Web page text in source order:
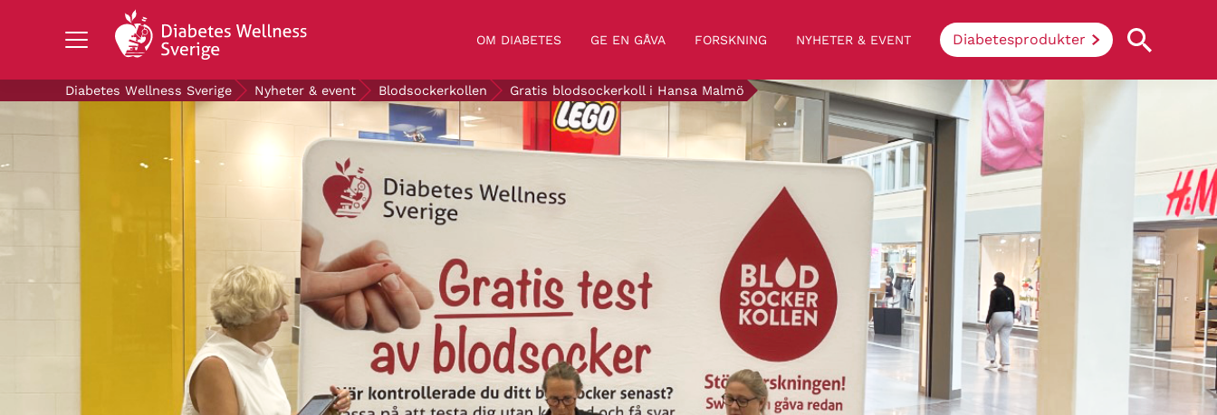
OM DIABETES GE EN GÅVA FORSKNING NYHETER & EVENT Diabetesprodukter
NYHETER & EVENT
GRATIS DIABETESPRODUKTER
Blodsockerkollen
Vad innebär diabetes?
Enkelt uttryckt hindrar sjukdomen
kroppen ifrån att konvertera socker och
stärkelse från mat till energi. Vid
diabetes klarar inte kroppen av att
Search Diabetes Wellness Sverige
Diabetes Wellness Sverige Nyheter & event Blodsockerkollen Gratis blodsockerkoll i Hansa Malmö